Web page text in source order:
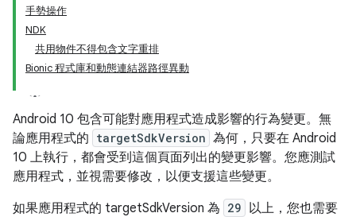
手勢操作
NDK
共用物件不得包含文字重排
Bionic 程式庫和動態連結器路徑異動
Android 10 包含可能對應用程式造成影響的行為變更。無
論應用程式的 targetSdkVersion 為何，只要在 Android
10 上執行，都會受到這個頁面列出的變更影響。您應測試
應用程式，並視需要修改，以便支援這些變更。
如果應用程式的 targetSdkVersion 為 29 以上，您也需要